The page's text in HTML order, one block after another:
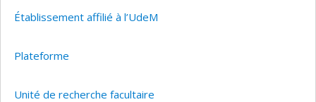
Établissement affilié à l’UdeM
Plateforme
Unité de recherche facultaire